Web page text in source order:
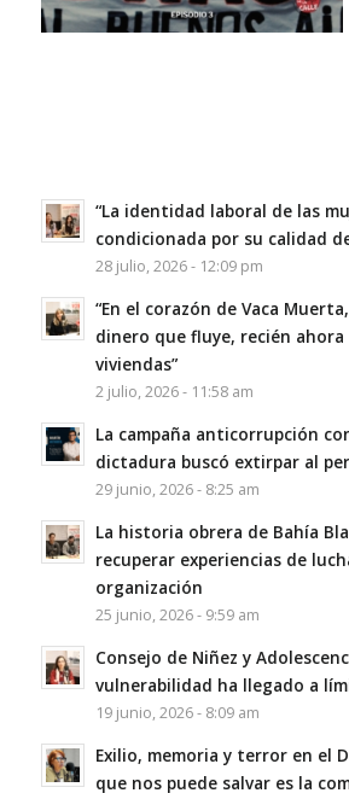
“La identidad laboral de las
condicionada por su calidad
28 julio, 2026 - 12:09 pm
“En el corazón de Vaca
dinero que fluye, recién ahora
viviendas”
2 julio, 2026 - 11:58 am
La campaña anticorrupción
dictadura buscó extirpar al
29 junio, 2026 - 8:25 am
La historia obrera de Bahía
recuperar experiencias de
organización
25 junio, 2026 - 9:59 am
Consejo de Niñez y
vulnerabilidad ha llegado a
19 junio, 2026 - 8:09 am
Exilio, memoria y terror en el
que nos puede salvar es la